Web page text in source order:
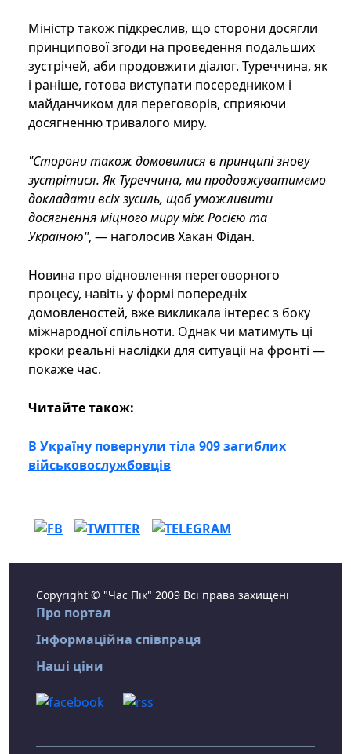
Міністр також підкреслив, що сторони досягли
принципової згоди на проведення подальших
зустрічей, аби продовжити діалог. Туреччина, як
і раніше, готова виступати посередником і
майданчиком для переговорів, сприяючи
досягненню тривалого миру.
"Сторони також домовилися в принципі знову
зустрітися. Як Туреччина, ми продовжуватимемо
докладати всіх зусиль, щоб уможливити
досягнення міцного миру між Росією та
Україною", — наголосив Хакан Фідан.
Новина про відновлення переговорного
процесу, навіть у формі попередніх
домовленостей, вже викликала інтерес з боку
міжнародної спільноти. Однак чи матимуть ці
кроки реальні наслідки для ситуації на фронті —
покаже час.
Читайте також:
В Україну повернули тіла 909 загиблих
військовослужбовців
Copyright © "Час Пік" 2009 Всі права захищені
Про портал
Інформаційна співпраця
Наші ціни